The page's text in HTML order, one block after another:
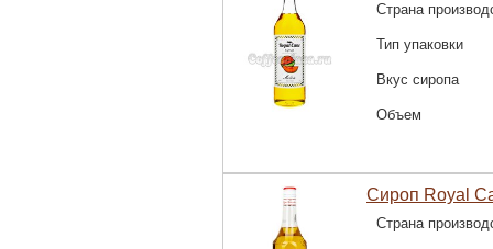
Страна
Тип упаковки
Вкус сиропа
Объем
Сироп Royal
Страна